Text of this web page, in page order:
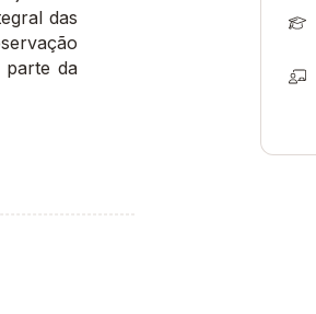
das
parte da